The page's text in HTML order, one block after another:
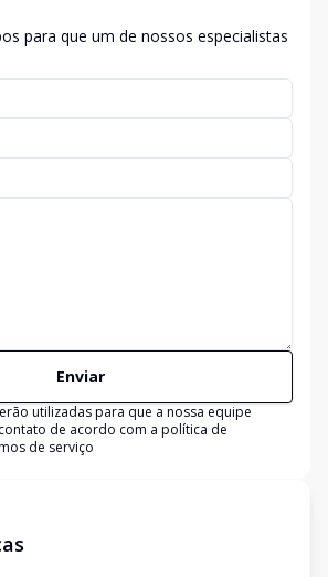
para que um de nossos especialistas
Enviar
utilizadas para que a nossa equipe
de acordo com a política de
de serviço